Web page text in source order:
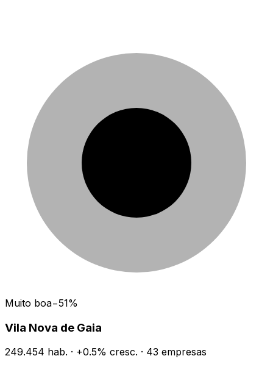
Muito boa−51%
Vila Nova de Gaia
249.454 hab. · +0.5% cresc. · 43 empresas